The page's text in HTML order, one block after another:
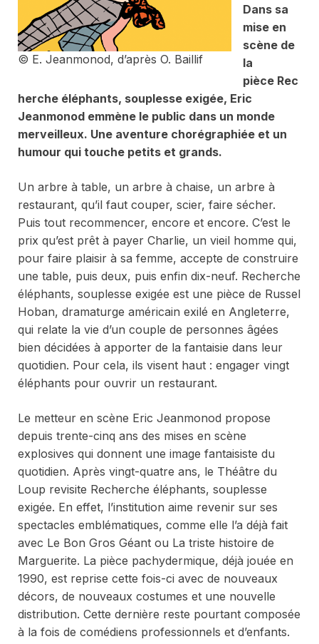
© E. Jeanmonod, d’après O. Baillif
Dans sa
mise en
scène de
la
pièce Rec
herche éléphants, souplesse exigée, Eric
Jeanmonod emmène le public dans un monde
merveilleux. Une aventure chorégraphiée et un
humour qui touche petits et grands.
Un arbre à table, un arbre à chaise, un arbre à
restaurant, qu’il faut couper, scier, faire sécher.
Puis tout recommencer, encore et encore. C’est le
prix qu’est prêt à payer Charlie, un vieil homme qui,
pour faire plaisir à sa femme, accepte de construire
une table, puis deux, puis enfin dix-neuf. Recherche
éléphants, souplesse exigée est une pièce de Russel
Hoban, dramaturge américain exilé en Angleterre,
qui relate la vie d’un couple de personnes âgées
bien décidées à apporter de la fantaisie dans leur
quotidien. Pour cela, ils visent haut : engager vingt
éléphants pour ouvrir un restaurant.
Le metteur en scène Eric Jeanmonod propose
depuis trente-cinq ans des mises en scène
explosives qui donnent une image fantaisiste du
quotidien. Après vingt-quatre ans, le Théâtre du
Loup revisite Recherche éléphants, souplesse
exigée. En effet, l’institution aime revenir sur ses
spectacles emblématiques, comme elle l’a déjà fait
avec Le Bon Gros Géant ou La triste histoire de
Marguerite. La pièce pachydermique, déjà jouée en
1990, est reprise cette fois-ci avec de nouveaux
décors, de nouveaux costumes et une nouvelle
distribution. Cette dernière reste pourtant composée
à la fois de comédiens professionnels et d’enfants.